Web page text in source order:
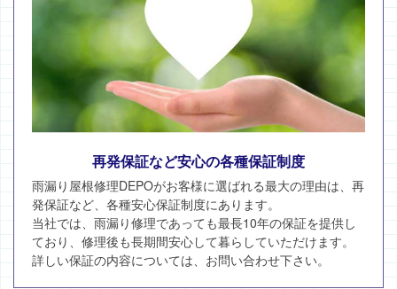
再発保証など安心の各種保証制度
雨漏り屋根修理DEPOがお客様に選ばれる最大の理由は、再
発保証など、各種安心保証制度にあります。
当社では、雨漏り修理であっても最長10年の保証を提供し
ており、修理後も長期間安心して暮らしていただけます。
詳しい保証の内容については、お問い合わせ下さい。